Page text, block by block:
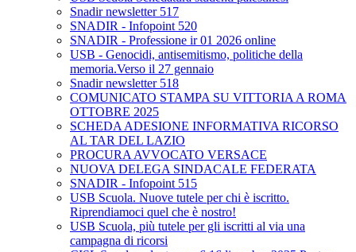
Snadir newsletter 517
SNADIR - Infopoint 520
SNADIR - Professione ir 01 2026 online
USB - Genocidi, antisemitismo, politiche della
memoria.Verso il 27 gennaio
Snadir newsletter 518
COMUNICATO STAMPA SU VITTORIA A ROMA
OTTOBRE 2025
SCHEDA ADESIONE INFORMATIVA RICORSO
AL TAR DEL LAZIO
PROCURA AVVOCATO VERSACE
NUOVA DELEGA SINDACALE FEDERATA
SNADIR - Infopoint 515
USB Scuola. Nuove tutele per chi è iscritto.
Riprendiamoci quel che è nostro!
USB Scuola, più tutele per gli iscritti al via una
campagna di ricorsi